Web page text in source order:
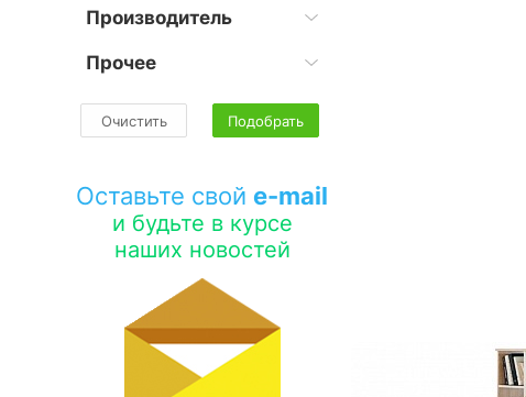
Производитель
Прочее
Очистить Подобрать
Оставьте свой e-mail
и будьте в курсе
наших новостей